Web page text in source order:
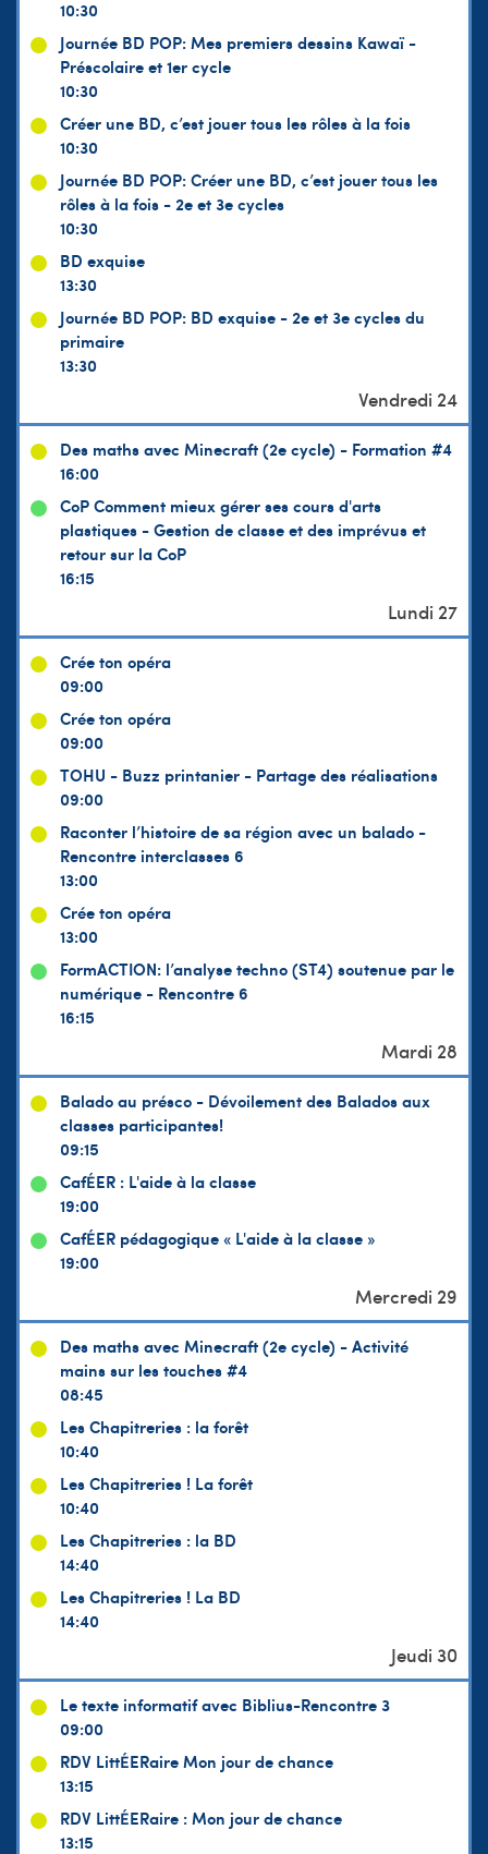
10:30
Journée BD POP: Mes premiers dessins Kawaï -
Préscolaire et 1er cycle
10:30
Créer une BD, c’est jouer tous les rôles à la fois
10:30
Journée BD POP: Créer une BD, c’est jouer tous les
rôles à la fois - 2e et 3e cycles
10:30
BD exquise
13:30
Journée BD POP: BD exquise - 2e et 3e cycles du
primaire
13:30
Des maths avec Minecraft (2e cycle) - Formation #4
16:00
CoP Comment mieux gérer ses cours d'arts
plastiques - Gestion de classe et des imprévus et
retour sur la CoP
16:15
Crée ton opéra
09:00
Crée ton opéra
09:00
TOHU - Buzz printanier - Partage des réalisations
09:00
Raconter l’histoire de sa région avec un balado -
Rencontre interclasses 6
13:00
Crée ton opéra
13:00
FormACTION: l’analyse techno (ST4) soutenue par le
numérique - Rencontre 6
16:15
Balado au présco - Dévoilement des Balados aux
classes participantes!
09:15
CafÉER : L'aide à la classe
19:00
CafÉER pédagogique « L'aide à la classe »
19:00
Des maths avec Minecraft (2e cycle) - Activité
mains sur les touches #4
08:45
Les Chapitreries : la forêt
10:40
Les Chapitreries ! La forêt
10:40
Les Chapitreries : la BD
14:40
Les Chapitreries ! La BD
14:40
Le texte informatif avec Biblius-Rencontre 3
09:00
RDV LittÉERaire Mon jour de chance
13:15
RDV LittÉERaire : Mon jour de chance
13:15